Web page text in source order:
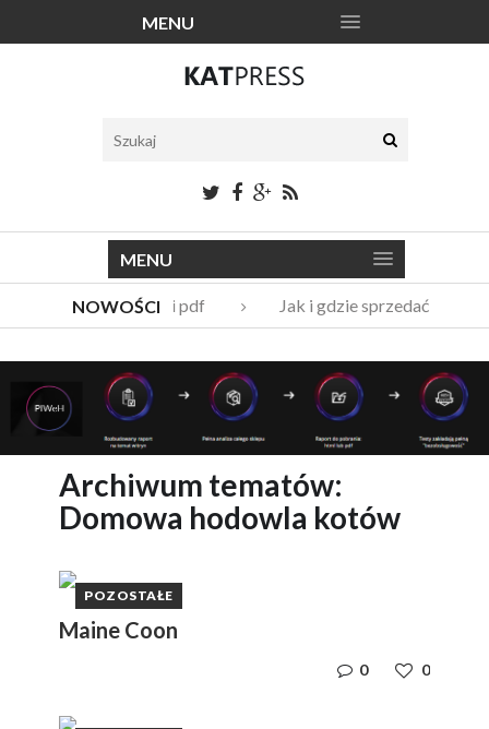
MENU
MENU
NOWOŚCI
Katalogi narzędzi pdf
Jak i gdzie sprzedać stare
Vito Bambino – kim jest nowy członek Męskie Granie
Archiwum tematów:
Domowa hodowla kotów
POZOSTAŁE
Maine Coon
0
0